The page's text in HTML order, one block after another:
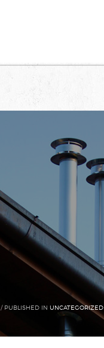
/ PUBLISHED IN UNCATEGORIZED